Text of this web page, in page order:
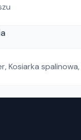
,Kosiarka spalinowa,